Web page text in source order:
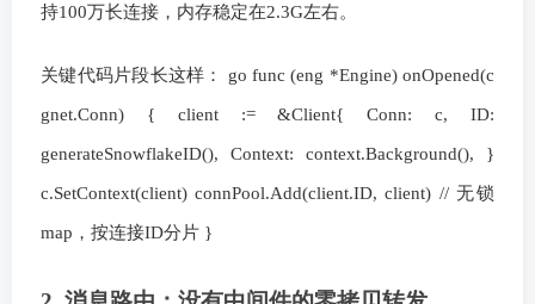
持100万长连接，内存稳定在2.3G左右。
关键代码片段长这样： go func (eng *Engine) onOpened(c
gnet.Conn) { client := &Client{ Conn: c, ID:
generateSnowflakeID(), Context: context.Background(), }
c.SetContext(client) connPool.Add(client.ID, client) // 无锁
map，按连接ID分片 }